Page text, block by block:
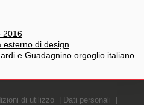
2016
esterno di design
e Guadagnino orgoglio italiano
di utilizzo Dati personali